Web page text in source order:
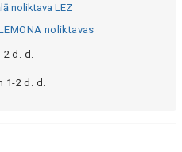
noliktava LEZ
noliktavas
d. d.
1-2 d. d.